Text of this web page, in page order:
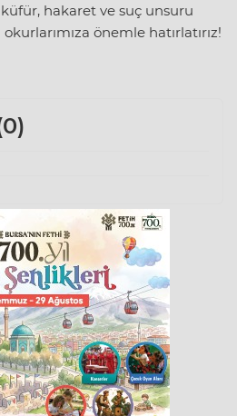
hakaret ve suç unsuru
önemle hatırlatırız!
0)